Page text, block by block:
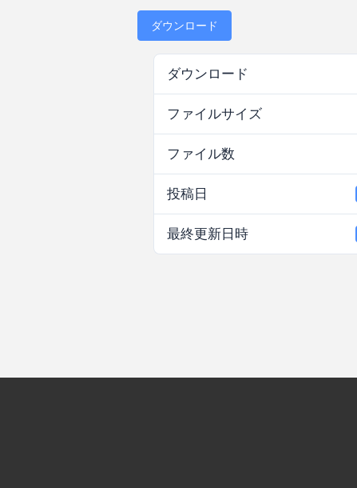
ダウンロード
ダウンロード
ファイルサイズ
ファイル数
投稿日
最終更新日時